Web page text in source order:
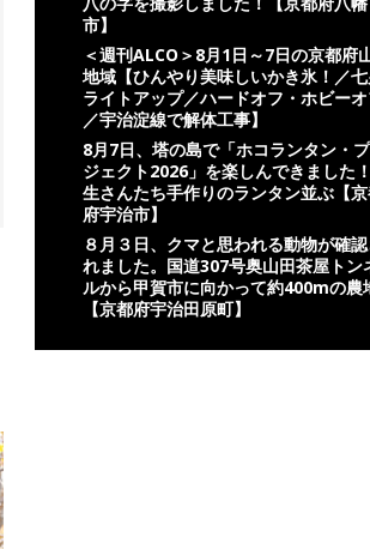
市】
＜週刊ALCO＞8月1日～7日の京都府
地域【ひんやり美味しいかき氷！／
ライトアップ／ハードオフ・ホビー
／宇治淀線で解体工事】
8月7日、塔の島で「ホコランタン・
ジェクト2026」を楽しんできました
生さんたち手作りのランタン並ぶ【
府宇治市】
８月３日、クマと思われる動物が確認
れました。国道307号奥山田茶屋トン
ルから甲賀市に向かって約400mの農
【京都府宇治田原町】